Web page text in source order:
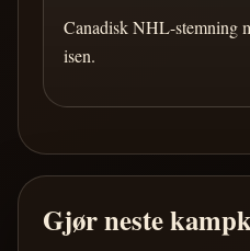
Canadisk NHL-stemning
isen.
Gjør neste